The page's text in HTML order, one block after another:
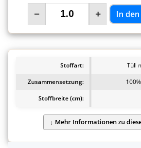
− + In
Stoffart:
Tüll
Zusammensetzung:
Stoffbreite (cm):